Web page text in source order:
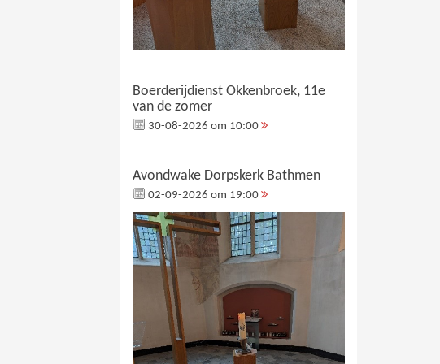
Boerderijdienst Okkenbroek, 11e
van de zomer
30-08-2026 om 10:00
Avondwake Dorpskerk Bathmen
02-09-2026 om 19:00